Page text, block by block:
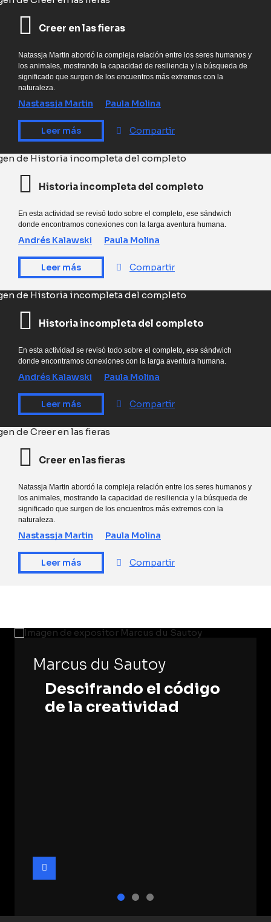
Creer en las fieras
Natassja Martin abordó la compleja relación entre los seres humanos y
los animales, mostrando la capacidad de resiliencia y la búsqueda de
significado que surgen de los encuentros más extremos con la
naturaleza.
Nastassja Martin Paula Molina
Leer más Compartir
Historia incompleta del completo
En esta actividad se revisó todo sobre el completo, ese sándwich
donde encontramos conexiones con la larga aventura humana.
Andrés Kalawski Paula Molina
Leer más Compartir
Historia incompleta del completo
En esta actividad se revisó todo sobre el completo, ese sándwich
donde encontramos conexiones con la larga aventura humana.
Andrés Kalawski Paula Molina
Leer más Compartir
Creer en las fieras
Natassja Martin abordó la compleja relación entre los seres humanos y
los animales, mostrando la capacidad de resiliencia y la búsqueda de
significado que surgen de los encuentros más extremos con la
naturaleza.
Nastassja Martin Paula Molina
Leer más Compartir
Marcus du Sautoy
Descifrando el código
de la creatividad